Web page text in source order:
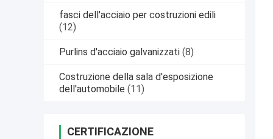
fasci dell'acciaio per costruzioni edili
(12)
Purlins d'acciaio galvanizzati (8)
Costruzione della sala d'esposizione
dell'automobile (11)
CERTIFICAZIONE